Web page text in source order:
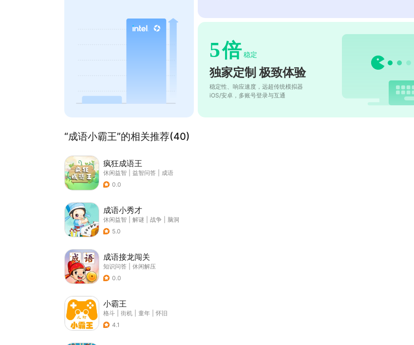
5倍 稳定
独家定制 极致体验
稳定性、响应速度，远超传统模拟器
iOS/安卓，多账号登录与互通
“成语小霸王”的相关推荐(40)
疯狂成语王
休闲益智 益智问答
成语
0.0
成语小秀才
休闲益智 解谜 战争
脑洞
5.0
成语接龙闯关
知识问答
休闲解压
0.0
小霸王
格斗 街机 童年
怀旧
4.1